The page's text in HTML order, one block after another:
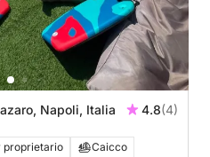
Napoli, Italia 4.8(4)
proprietario Caicco